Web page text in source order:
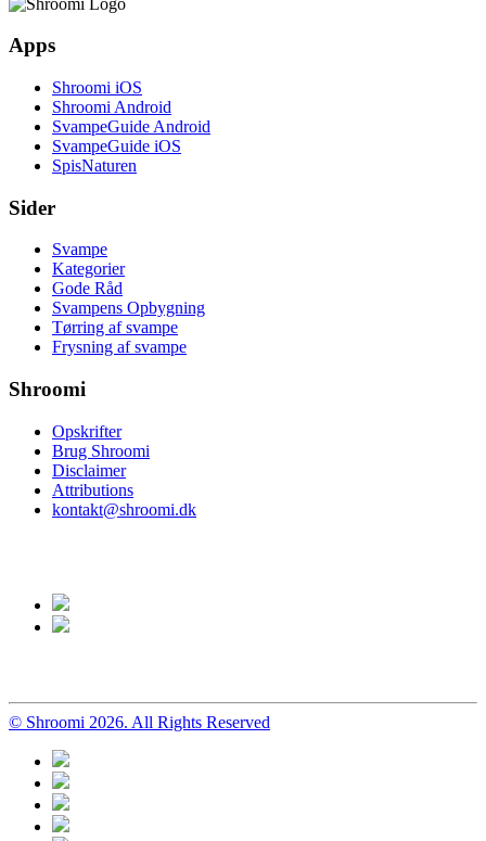
Apps
Shroomi iOS
Shroomi Android
SvampeGuide Android
SvampeGuide iOS
SpisNaturen
Sider
Svampe
Kategorier
Gode Råd
Svampens Opbygning
Tørring af svampe
Frysning af svampe
Shroomi
Opskrifter
Brug Shroomi
Disclaimer
Attributions
kontakt@shroomi.dk
© Shroomi 2026. All Rights Reserved